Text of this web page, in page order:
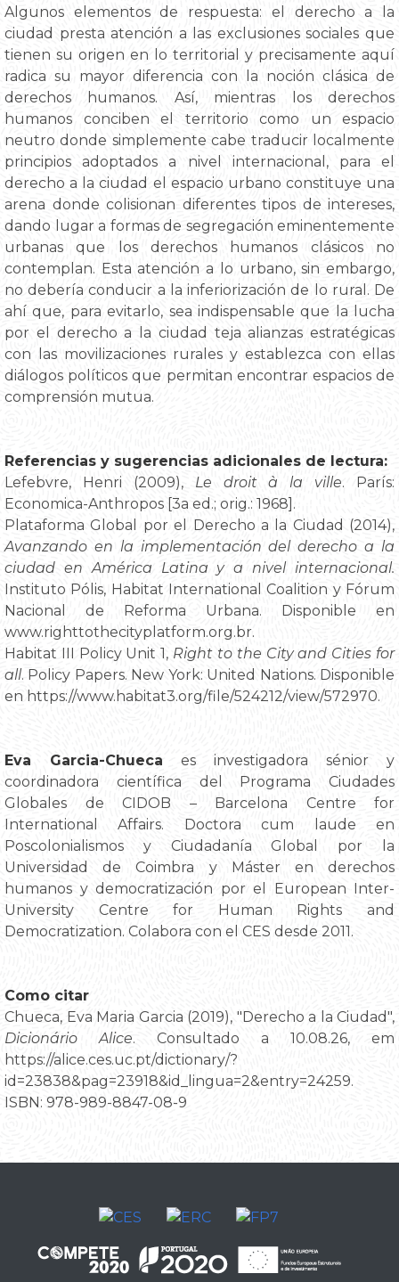
Algunos elementos de respuesta: el derecho a la
ciudad presta atención a las exclusiones sociales que
tienen su origen en lo territorial y precisamente aquí
radica su mayor diferencia con la noción clásica de
derechos humanos. Así, mientras los derechos
humanos conciben el territorio como un espacio
neutro donde simplemente cabe traducir localmente
principios adoptados a nivel internacional, para el
derecho a la ciudad el espacio urbano constituye una
arena donde colisionan diferentes tipos de intereses,
dando lugar a formas de segregación eminentemente
urbanas que los derechos humanos clásicos no
contemplan. Esta atención a lo urbano, sin embargo,
no debería conducir a la inferiorización de lo rural. De
ahí que, para evitarlo, sea indispensable que la lucha
por el derecho a la ciudad teja alianzas estratégicas
con las movilizaciones rurales y establezca con ellas
diálogos políticos que permitan encontrar espacios de
comprensión mutua.
Referencias y sugerencias adicionales de lectura:
Lefebvre, Henri (2009), Le droit à la ville. París:
Economica-Anthropos [3a ed.; orig.: 1968].
Plataforma Global por el Derecho a la Ciudad (2014),
Avanzando en la implementación del derecho a la
ciudad en América Latina y a nivel internacional.
Instituto Pólis, Habitat International Coalition y Fórum
Nacional de Reforma Urbana. Disponible en
www.righttothecityplatform.org.br.
Habitat III Policy Unit 1, Right to the City and Cities for
all. Policy Papers. New York: United Nations. Disponible
en https://www.habitat3.org/file/524212/view/572970.
Eva Garcia-Chueca es investigadora sénior y
coordinadora científica del Programa Ciudades
Globales de CIDOB – Barcelona Centre for
International Affairs. Doctora cum laude en
Poscolonialismos y Ciudadanía Global por la
Universidad de Coimbra y Máster en derechos
humanos y democratización por el European Inter-
University Centre for Human Rights and
Democratization. Colabora con el CES desde 2011.
Como citar
Chueca, Eva Maria Garcia (2019), "Derecho a la Ciudad",
Dicionário Alice. Consultado a 10.08.26, em
https://alice.ces.uc.pt/dictionary/?
id=23838&pag=23918&id_lingua=2&entry=24259.
ISBN: 978-989-8847-08-9